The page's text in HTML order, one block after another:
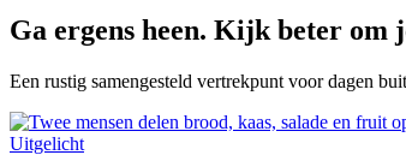
Ga ergens heen. Kijk beter om
Een rustig samengesteld vertrekpunt voor dagen
Uitgelicht